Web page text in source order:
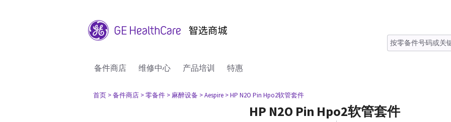
备件商店 维修中心 产品培训 特惠
首页 > 备件商店 > 零备件 > 麻醉设备 > Aespire > HP N2O Pin Hpo2软管套件
HP N2O Pin Hpo2软管套件